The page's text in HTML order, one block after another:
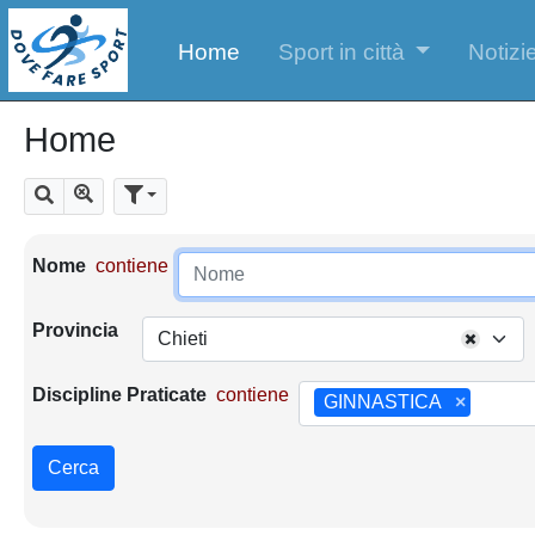
Home Sport in città
Home
Cerca Mostra tutti i risultati
Parametri di ricerca
Nome contiene
Provincia Chieti
Discipline Praticate contiene ×
GINNASTICA
Cerca